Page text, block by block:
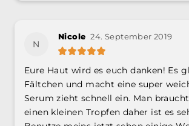
N
Nicole 24. September 2019
Eure Haut wird es euch danken! Es
Fältchen und macht eine super
Serum zieht schnell ein. Man
einen kleinen Tropfen daher ist es